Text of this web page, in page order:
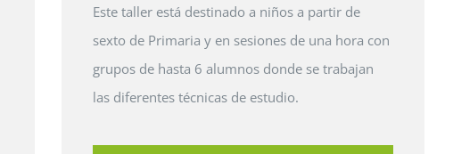
Este taller está destinado a niños a partir de
sexto de Primaria y en sesiones de una hora con
grupos de hasta 6 alumnos donde se trabajan
las diferentes técnicas de estudio.